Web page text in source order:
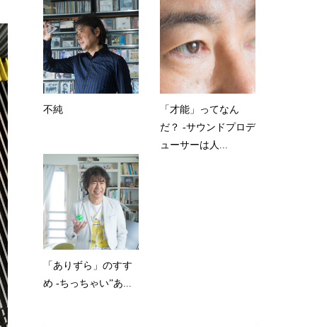
不純
「才能」ってなん
だ？ -サウンドプロデ
ューサーは人...
「ありずら」のすす
め -ちっちゃい”あ...